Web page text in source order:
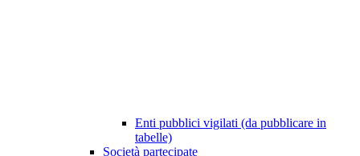
Enti pubblici vigilati (da pubblicare in
tabelle)
Società partecipate